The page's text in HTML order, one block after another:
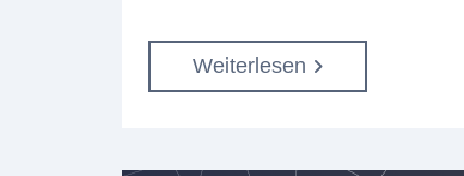
Weiterlesen